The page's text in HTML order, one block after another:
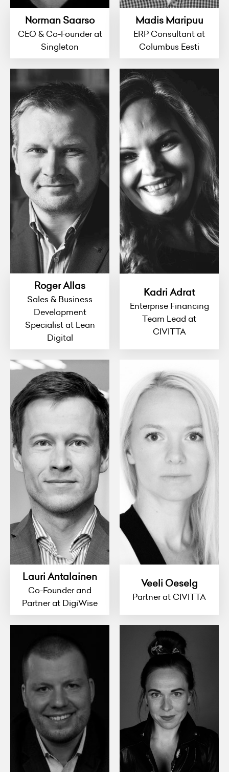
Norman Saarso
CEO & Co-Founder at
Singleton
Madis Maripuu
ERP Consultant at
Columbus Eesti
Roger Allas
Sales & Business
Development
Specialist at Lean
Digital
Kadri Adrat
Enterprise Financing
Team Lead at
CIVITTA
Lauri Antalainen
Co-Founder and
Partner at DigiWise
Veeli Oeselg
Partner at CIVITTA